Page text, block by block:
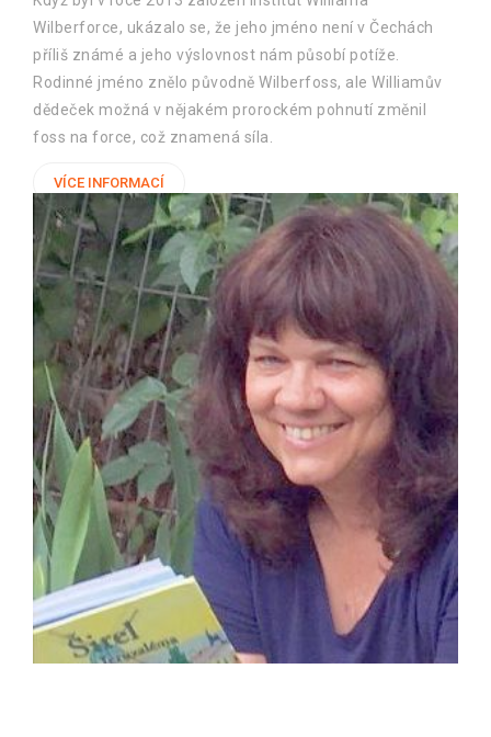
souladu s podmínkami Trumpova mírového plánu.
Zatímco debata probíhá, Mezinárodní křesťanské
velvyslanectví v Jeruzalémě bude i nadále respektovat
izraelskou demokracii a právo občanů rozhodovat o
těchto záležitostech závažného národního významu.
ohledy, a tak budeme vycházet z historického nároku...
VÍCE INFORMACÍ